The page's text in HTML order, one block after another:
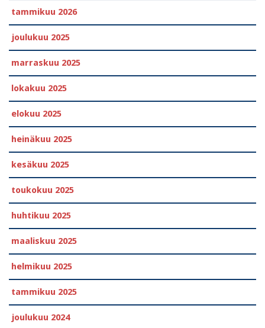
tammikuu 2026
joulukuu 2025
marraskuu 2025
lokakuu 2025
elokuu 2025
heinäkuu 2025
kesäkuu 2025
toukokuu 2025
huhtikuu 2025
maaliskuu 2025
helmikuu 2025
tammikuu 2025
joulukuu 2024